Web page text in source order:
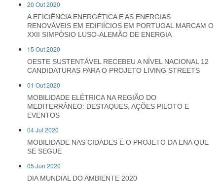
20 Out 2020
A EFICIÊNCIA ENERGÉTICA E AS ENERGIAS
RENOVÁVEIS EM EDIFIÍCIOS EM PORTUGAL MARCAM O
XXII SIMPÓSIO LUSO-ALEMÃO DE ENERGIA
15 Out 2020
OESTE SUSTENTÁVEL RECEBEU A NÍVEL NACIONAL 12
CANDIDATURAS PARA O PROJETO LIVING STREETS
01 Out 2020
MOBILIDADE ELÉTRICA NA REGIÃO DO
MEDITERRÂNEO: DESTAQUES, AÇÕES PILOTO E
EVENTOS
04 Jul 2020
MOBILIDADE NAS CIDADES É O PROJETO DA ENA QUE
SE SEGUE
05 Jun 2020
DIA MUNDIAL DO AMBIENTE 2020